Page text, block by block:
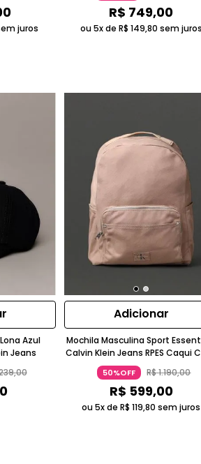
juros
R$ 749,00
ou 5x de R$ 149,80 sem juros
Azul
Jeans
,00
Adicionar
Mochila Masculina Sport
Calvin Klein Jeans RPES Caqui
50%OFF R$1.190,00
R$ 599,00
ou 5x deR$ 119,80 sem juros